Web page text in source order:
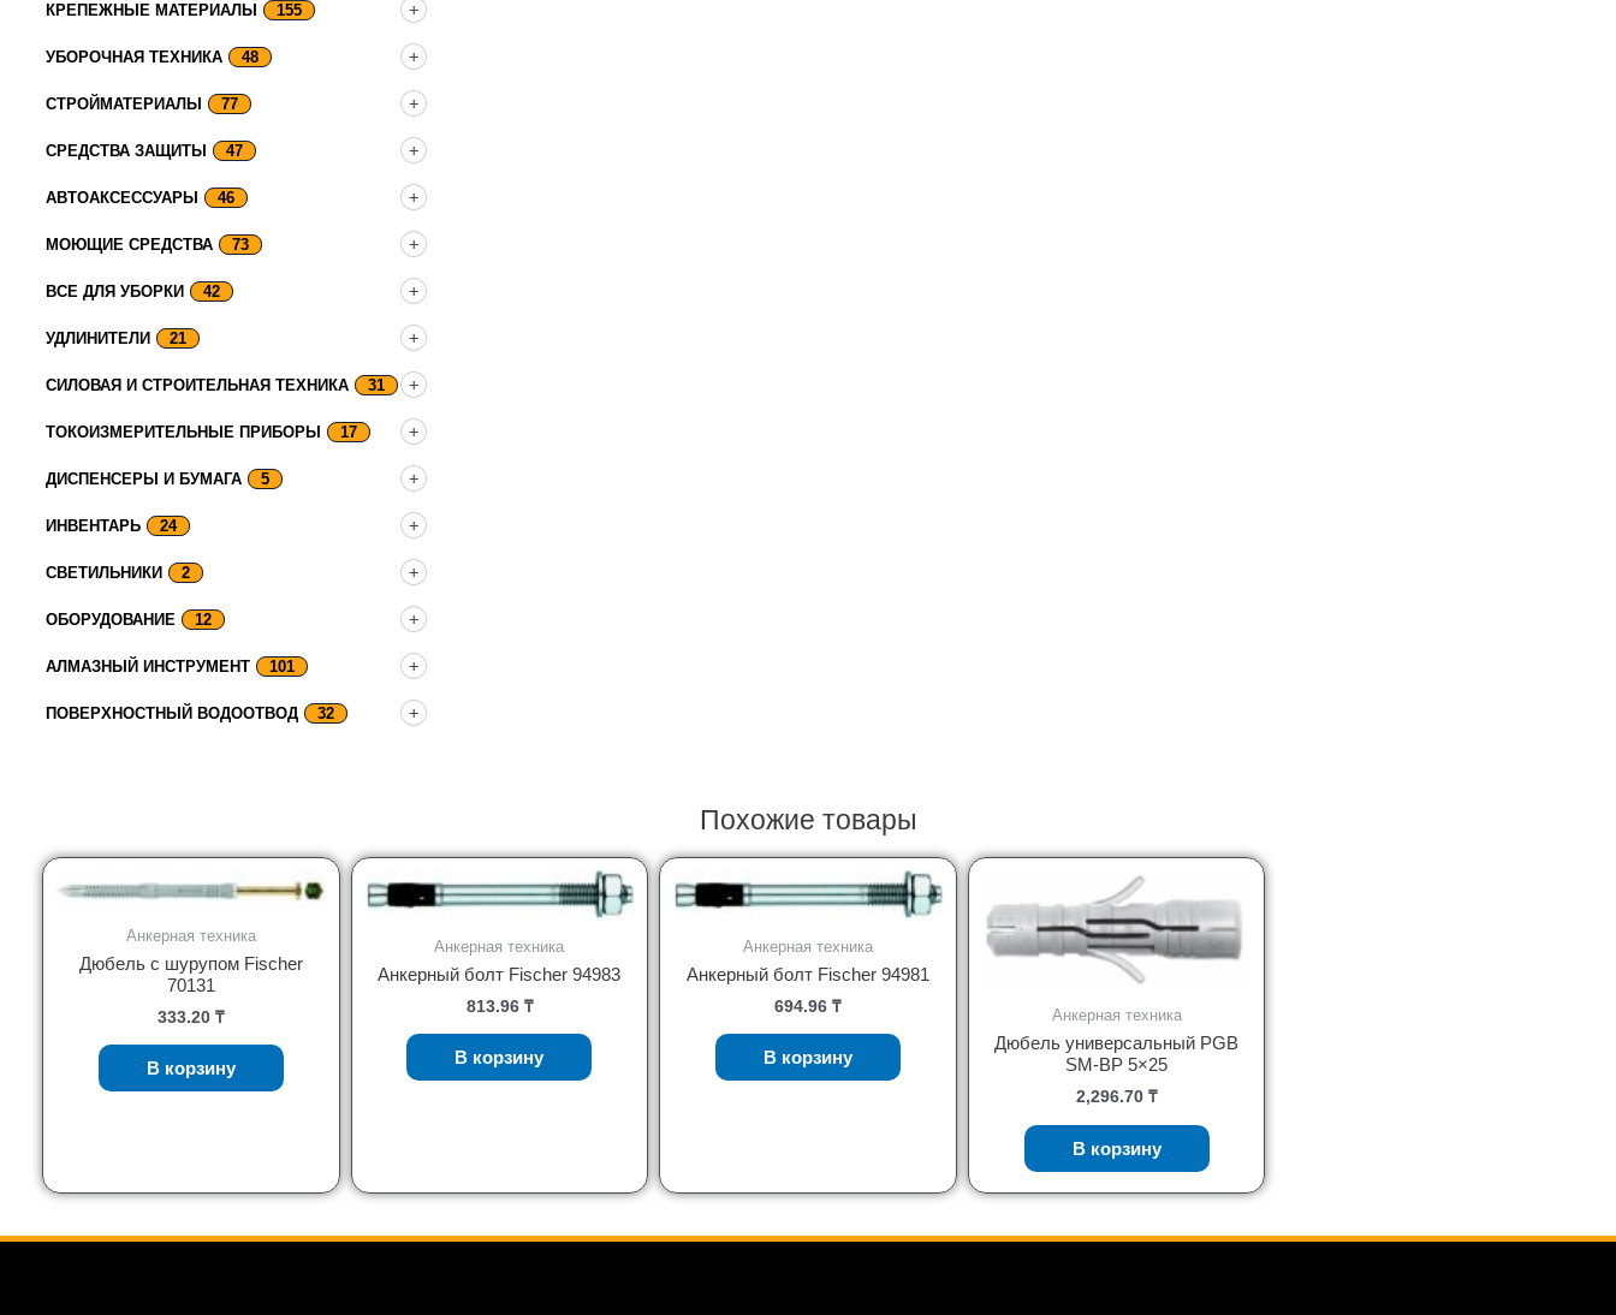
КРЕПЕЖНЫЕ МАТЕРИАЛЫ 155
УБОРОЧНАЯ ТЕХНИКА 48
СТРОЙМАТЕРИАЛЫ 77
СРЕДСТВА ЗАЩИТЫ 47
АВТОАКСЕССУАРЫ 46
МОЮЩИЕ СРЕДСТВА 73
ВСЕ ДЛЯ УБОРКИ 42
УДЛИНИТЕЛИ 21
СИЛОВАЯ И СТРОИТЕЛЬНАЯ ТЕХНИКА 31
ТОКОИЗМЕРИТЕЛЬНЫЕ ПРИБОРЫ 17
ДИСПЕНСЕРЫ И БУМАГА 5
ИНВЕНТАРЬ 24
СВЕТИЛЬНИКИ 2
ОБОРУДОВАНИЕ 12
АЛМАЗНЫЙ ИНСТРУМЕНТ 101
ПОВЕРХНОСТНЫЙ ВОДООТВОД 32
Похожие товары
Анкерная техника
Дюбель с шурупом Fischer
70131
333.20₸
В корзину
Анкерная техника
Анкерный болт Fischer 94983
813.96 ₸
В корзину
Анкерная техника
Анкерный болт Fischer 94981
694.96₸
В корзину
Анкерная техника
Дюбель универсальный PGB
SM-BP 5×25
2,296.70₸
В корзину